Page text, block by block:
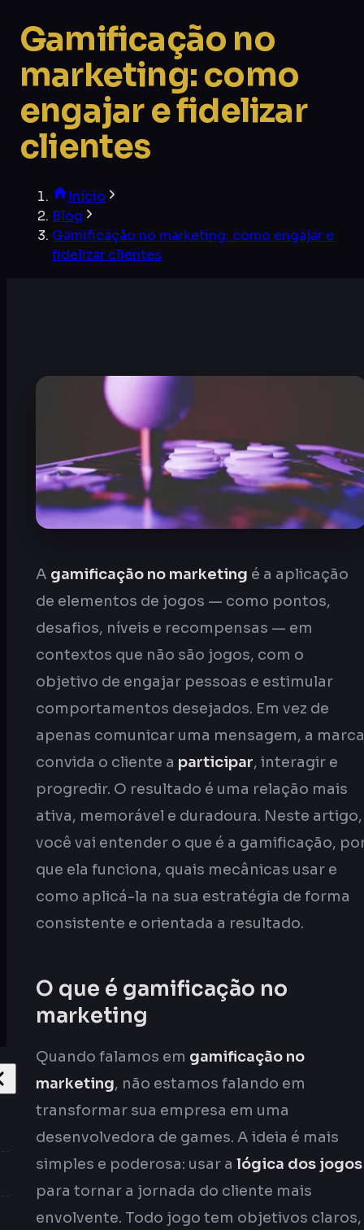
Gamificação no
marketing: como
engajar e fidelizar
clientes
Início
Blog
Gamificação no marketing: como engajar e
fidelizar clientes
A gamificação no marketing é a aplicação
de elementos de jogos — como pontos,
desafios, níveis e recompensas — em
contextos que não são jogos, com o
objetivo de engajar pessoas e estimular
comportamentos desejados. Em vez de
apenas comunicar uma mensagem, a marca
convida o cliente a participar, interagir e
progredir. O resultado é uma relação mais
ativa, memorável e duradoura. Neste artigo,
você vai entender o que é a gamificação,
que ela funciona, quais mecânicas usar e
como aplicá-la na sua estratégia de forma
consistente e orientada a resultado.
O que é gamificação no
marketing
Quando falamos em gamificação no
marketing, não estamos falando em
transformar sua empresa em uma
desenvolvedora de games. A ideia é mais
simples e poderosa: usar a lógica dos jogos
para tornar a jornada do cliente mais
envolvente. Todo jogo tem objetivos claros,